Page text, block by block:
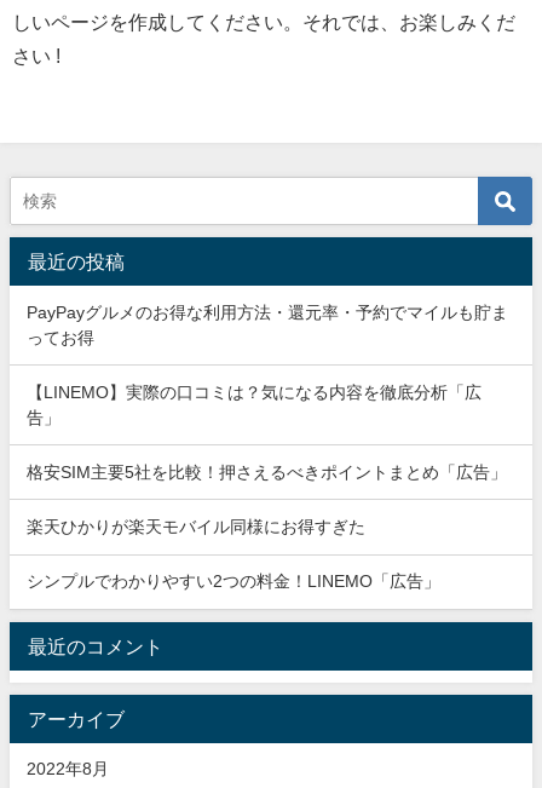
しいページを作成してください。それでは、お楽しみくだ
さい !
最近の投稿
PayPayグルメのお得な利用方法・還元率・予約でマイルも貯ま
ってお得
【LINEMO】実際の口コミは？気になる内容を徹底分析「広
告」
格安SIM主要5社を比較！押さえるべきポイントまとめ「広告」
楽天ひかりが楽天モバイル同様にお得すぎた
シンプルでわかりやすい2つの料金！LINEMO「広告」
最近のコメント
アーカイブ
2022年8月